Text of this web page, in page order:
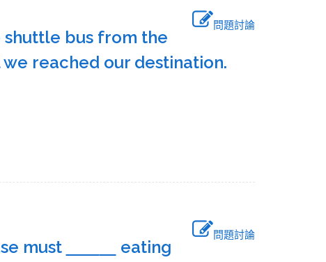
問題討論
shuttle bus from the
reached our destination.
問題討論
must
eating